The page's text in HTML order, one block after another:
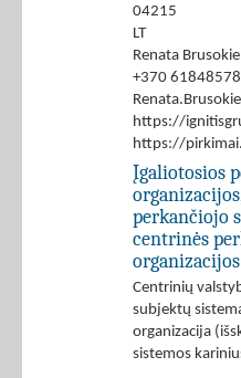
04215
LT
Renata
+370 61848578
https://
https://
Įgaliotosios
perkančiojo
centrinės
Centrinių
subjektų
organizacija
sistemos